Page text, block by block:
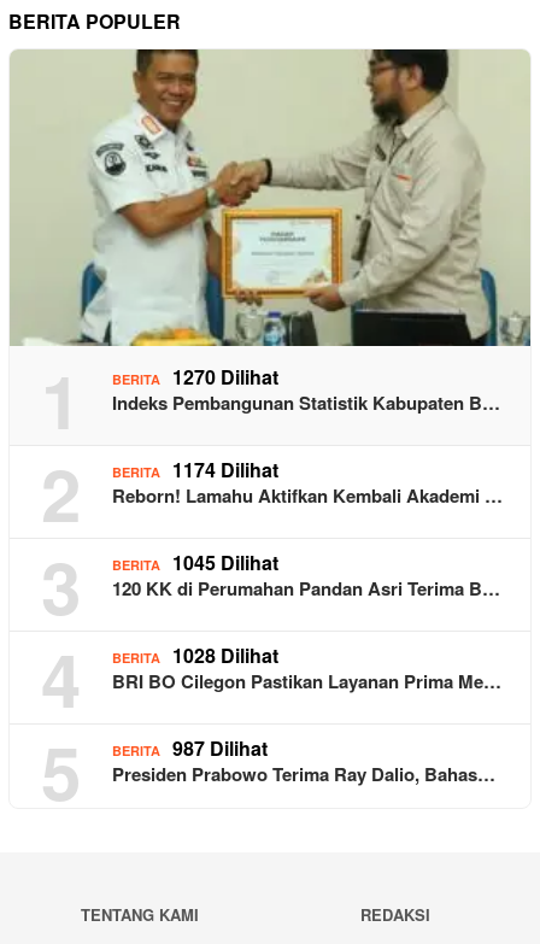
BERITA POPULER
1 BERITA 1270 Dilihat
Indeks Pembangunan Statistik Kabupaten B…
2 BERITA 1174 Dilihat
Reborn! Lamahu Aktifkan Kembali Akademi …
3 BERITA 1045 Dilihat
120 KK di Perumahan Pandan Asri Terima B…
4 BERITA 1028 Dilihat
BRI BO Cilegon Pastikan Layanan Prima Me…
5 BERITA 987 Dilihat
Presiden Prabowo Terima Ray Dalio, Bahas…
TENTANG KAMI
REDAKSI